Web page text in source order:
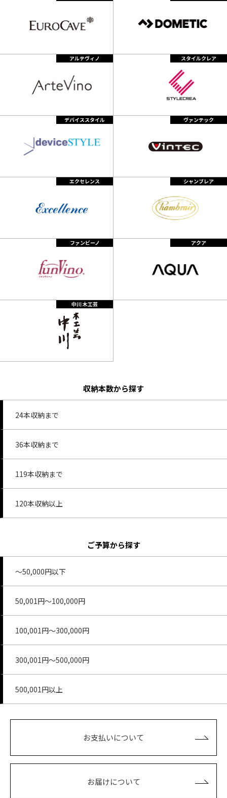
アルテヴィノ スタイルクレア
デバイススタイル ヴァンテック
エクセレンス シャンブレア
ファンビーノ アクア
中川 木工芸
収納本数から探す
24本収納まで
36本収納まで
119本収納まで
120本収納以上
ご予算から探す
～50,000円以下
50,001円～100,000円
100,001円～300,000円
300,001円～500,000円
500,001円以上
お支払いについて
お届けについて